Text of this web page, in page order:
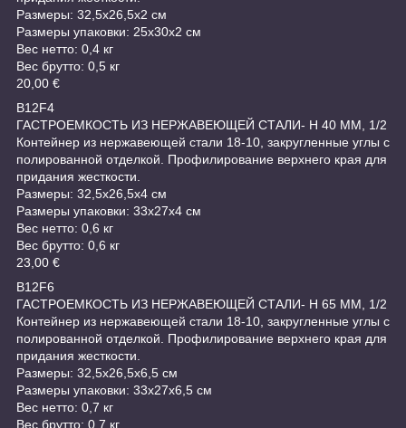
Размеры: 32,5x26,5x2 см
Размеры упаковки: 25x30x2 см
Вес нетто: 0,4 кг
Вес брутто: 0,5 кг
20,00 €
B12F4
ГАСТРОЕМКОСТЬ ИЗ НЕРЖАВЕЮЩЕЙ СТАЛИ- H 40 MM, 1/2
Контейнер из нержавеющей стали 18-10, закругленные углы с
полированной отделкой. Профилирование верхнего края для
придания жесткости.
Размеры: 32,5x26,5x4 см
Размеры упаковки: 33x27x4 см
Вес нетто: 0,6 кг
Вес брутто: 0,6 кг
23,00 €
B12F6
ГАСТРОЕМКОСТЬ ИЗ НЕРЖАВЕЮЩЕЙ СТАЛИ- H 65 MM, 1/2
Контейнер из нержавеющей стали 18-10, закругленные углы с
полированной отделкой. Профилирование верхнего края для
придания жесткости.
Размеры: 32,5x26,5x6,5 см
Размеры упаковки: 33x27x6,5 см
Вес нетто: 0,7 кг
Вес брутто: 0,7 кг